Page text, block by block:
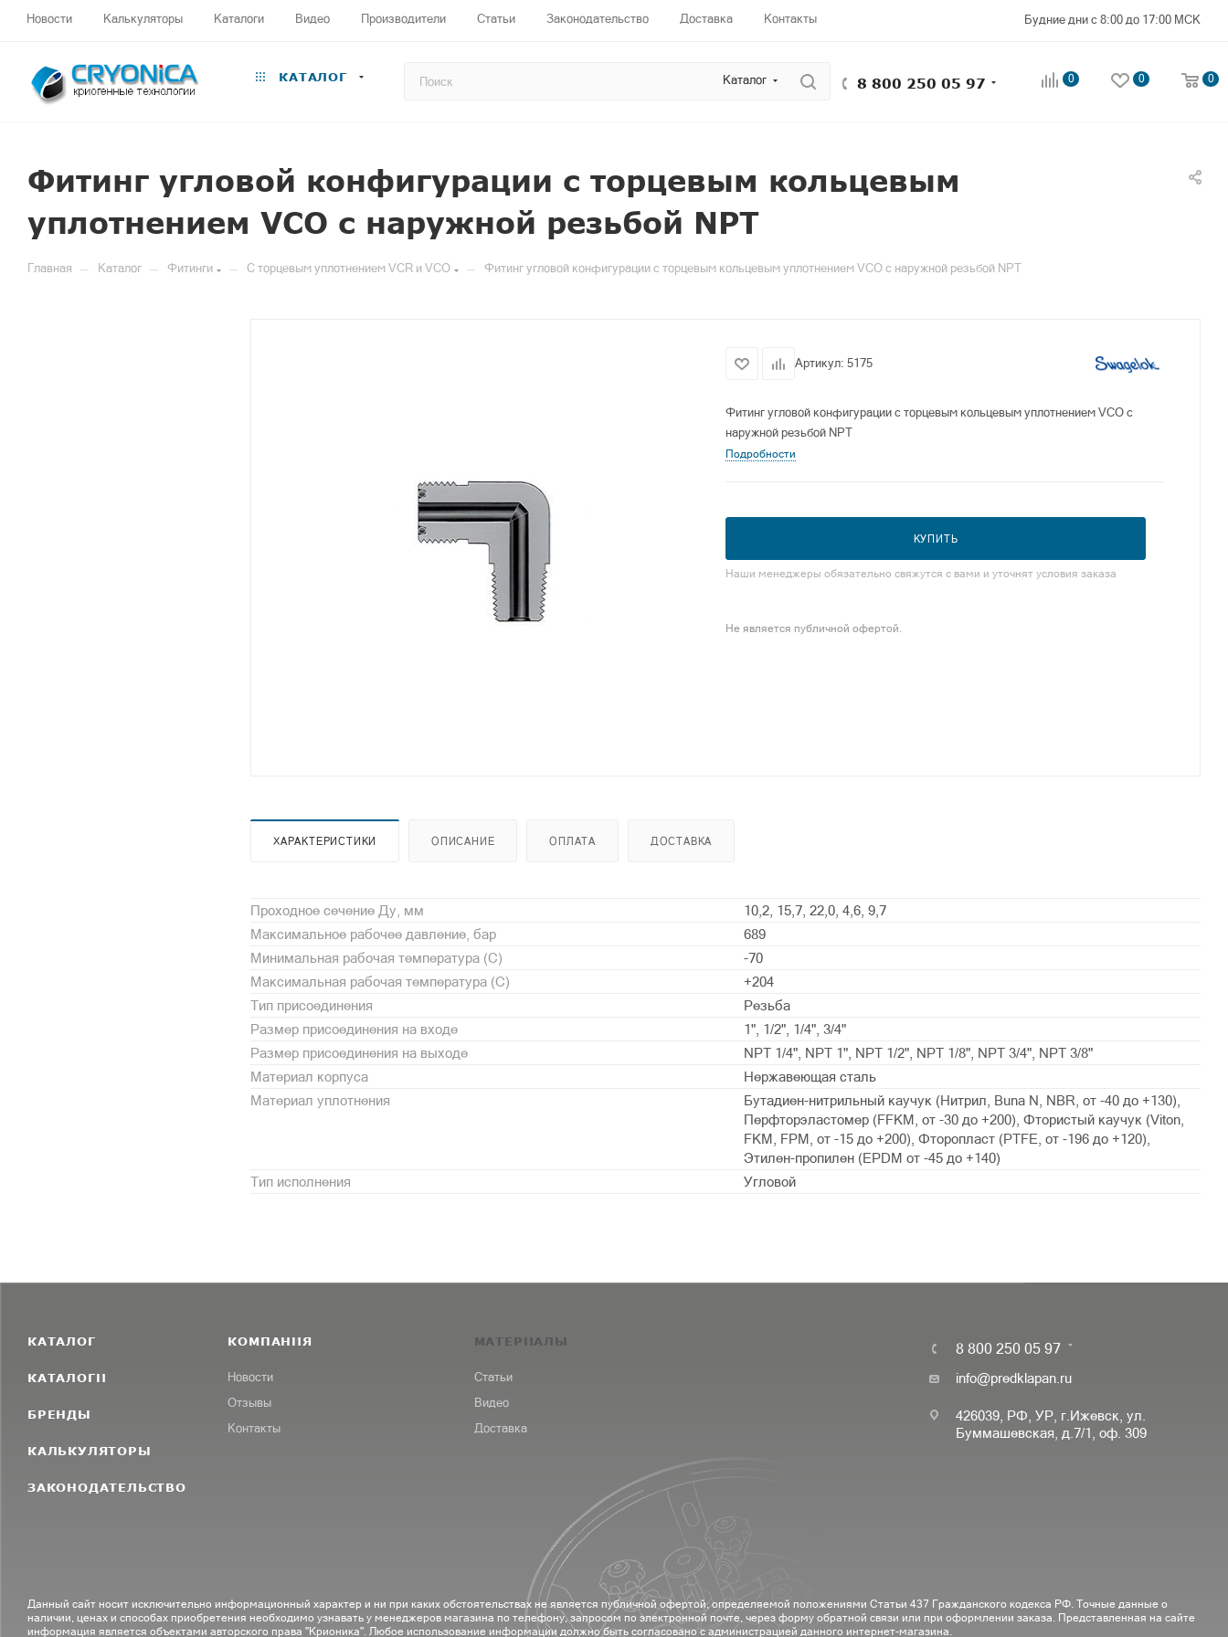
Новости Калькуляторы Каталоги Видео Производители Статьи Законодательство Доставка Контакты Будние дни с 8:00 до 17:00 МСК
КАТАЛОГ Каталог 8 800 250 05 97 0 0 0
Фитинг угловой конфигурации с торцевым кольцевым
уплотнением VCO с наружной резьбой NPT
Главная — Каталог — Фитинги — С торцевым уплотнением VCR и VCO — Фитинг угловой конфигурации с торцевым кольцевым уплотнением VCO с наружной резьбой NPT
Артикул: 5175
Фитинг угловой конфигурации с торцевым кольцевым уплотнением VCO с
наружной резьбой NPT
Подробности
КУПИТЬ
Наши менеджеры обязательно свяжутся с вами и уточнят условия заказа
Не является публичной офертой.
ХАРАКТЕРИСТИКИ ОПИСАНИЕ ОПЛАТА ДОСТАВКА
Проходное сечение Ду, мм
10,2, 15,7, 22,0, 4,6, 9,7
Максимальное рабочее давление, бар
689
Минимальная рабочая температура (С)
-70
Максимальная рабочая температура (С)
+204
Тип присоединения
Резьба
Размер присоединения на входе
1", 1/2", 1/4", 3/4"
Размер присоединения на выходе
NPT 1/4", NPT 1", NPT 1/2", NPT 1/8", NPT 3/4", NPT 3/8"
Материал корпуса
Нержавеющая сталь
Материал уплотнения
Бутадиен-нитрильный каучук (Нитрил, Buna N, NBR, от -40 до +130),
Перфторэластомер (FFKM, от -30 до +200), Фтористый каучук (Viton,
FKM, FPM, от -15 до +200), Фторопласт (PTFE, от -196 до +120),
Этилен-пропилен (EPDM от -45 до +140)
Тип исполнения
Угловой
КАТАЛОГ
КАТАЛОГИ
БРЕНДЫ
КАЛЬКУЛЯТОРЫ
ЗАКОНОДАТЕЛЬСТВО
КОМПАНИЯ
Новости
Отзывы
Контакты
МАТЕРИАЛЫ
Статьи
Видео
Доставка
8 800 250 05 97
info@predklapan.ru
426039, РФ, УР, г.Ижевск, ул.
Буммашевская, д.7/1, оф. 309
Данный сайт носит исключительно информационный характер и ни при каких обстоятельствах не является публичной офертой, определяемой положениями Статьи 437 Гражданского кодекса РФ. Точные данные о
наличии, ценах и способах приобретения необходимо узнавать у менеджеров магазина по телефону, запросом по электронной почте, через форму обратной связи или при оформлении заказа. Представленная на сайте
информация является объектами авторского права "Крионика". Любое использование информации должно быть согласовано с администрацией данного интернет-магазина.